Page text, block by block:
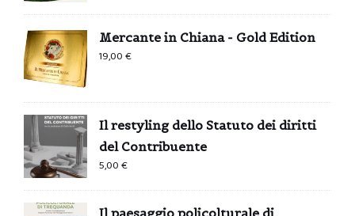
Mercante in Chiana - Gold Edition
19,00€
Il restyling dello Statuto dei diritti
del Contribuente
5,00€